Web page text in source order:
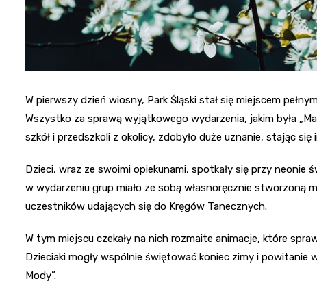
W pierwszy dzień wiosny, Park Śląski stał się miejscem
Wszystko za sprawą wyjątkowego wydarzenia, jakim była
szkół i przedszkoli z okolicy, zdobyło duże uznanie, stając
Dzieci, wraz ze swoimi opiekunami, spotkały się przy neonie
w wydarzeniu grup miało ze sobą własnoręcznie stworzoną
uczestników udających się do Kręgów Tanecznych.
W tym miejscu czekały na nich rozmaite animacje, które
Dzieciaki mogły wspólnie świętować koniec zimy i
Mody”.